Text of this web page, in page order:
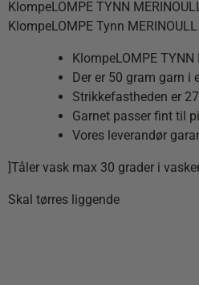
KlompeLOMPE TYNN
KlompeLOMPE Tynn
KlompeLOMPE
Der er 50 gram garn i
Strikkefastheden er
Garnet passer fint til
Vores leverandør
]Tåler vask max 30 grader i
Skal tørres liggende